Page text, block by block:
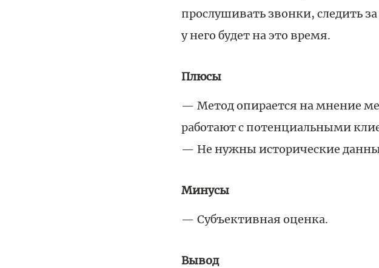
прослушивать звонки, следить
у него будет на это время.
Плюсы
Метод опирается на мнение
работают с потенциальными
Не нужны исторические
Минусы
Субъективная оценка.
Вывод